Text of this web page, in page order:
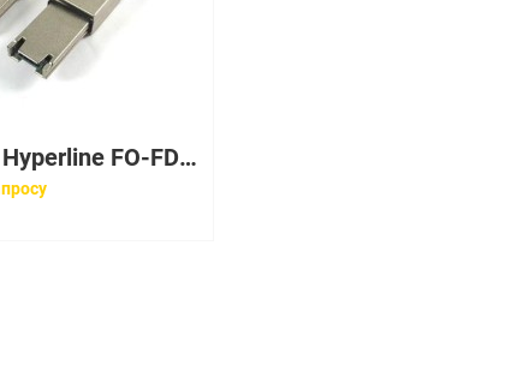
Кабель Hyperline FO-FD-IN/OUT-50-4-LSZH-BK